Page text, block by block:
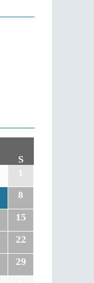
S
1
8
15
22
29